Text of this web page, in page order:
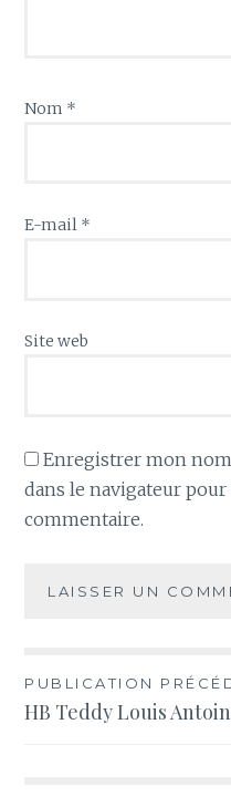
Nom *
E-mail *
Site web
Enregistrer mon
dans le navigateur
commentaire.
Navigation
de
PUBLICATION
HB Teddy Louis